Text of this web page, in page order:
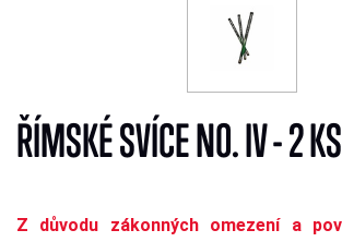
ŘÍMSKÉ SVÍCE NO. IV - 2 KS
Z důvodu zákonných omezení a